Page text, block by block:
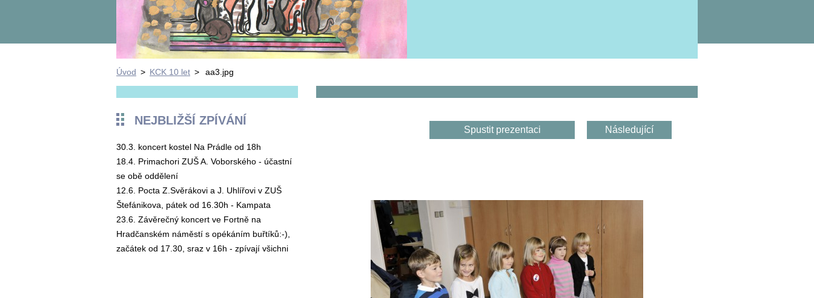
Úvod > KCK 10 let > aa3.jpg
NEJBLIŽŠÍ ZPÍVÁNÍ
30.3. koncert kostel Na Prádle od 18h
18.4. Primachori ZUŠ A. Voborského - účastní
se obě oddělení
12.6. Pocta Z.Svěrákovi a J. Uhlířovi v ZUŠ
Štefánikova, pátek od 16.30h - Kampata
23.6. Závěrečný koncert ve Fortně na
Hradčanském náměstí s opékáním buřtíků:-),
začátek od 17.30, sraz v 16h - zpívají všichni
Spustit prezentaci Následující